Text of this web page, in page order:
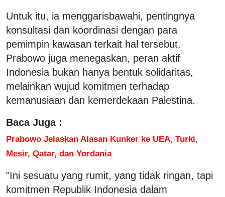
Untuk itu, ia menggarisbawahi, pentingnya
konsultasi dan koordinasi dengan para
pemimpin kawasan terkait hal tersebut.
Prabowo juga menegaskan, peran aktif
Indonesia bukan hanya bentuk solidaritas,
melainkan wujud komitmen terhadap
kemanusiaan dan kemerdekaan Palestina.
Baca Juga :
Prabowo Jelaskan Alasan Kunker ke UEA, Turki,
Mesir, Qatar, dan Yordania
"Ini sesuatu yang rumit, yang tidak ringan, tapi
komitmen Republik Indonesia dalam